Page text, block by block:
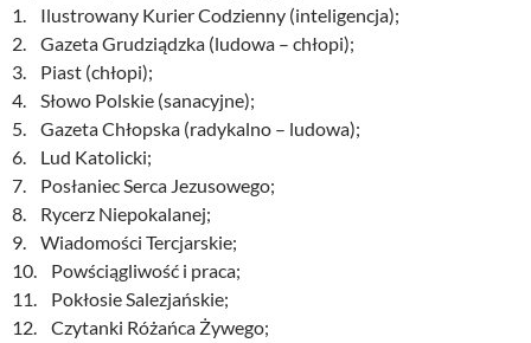
1. Ilustrowany Kurier Codzienny (inteligencja);
2. Gazeta Grudziądzka (ludowa – chłopi);
3. Piast (chłopi);
4. Słowo Polskie (sanacyjne);
5. Gazeta Chłopska (radykalno – ludowa);
6. Lud Katolicki;
7. Posłaniec Serca Jezusowego;
8. Rycerz Niepokalanej;
9. Wiadomości Tercjarskie;
10. Powściągliwość i praca;
11. Pokłosie Salezjańskie;
12. Czytanki Różańca Żywego;